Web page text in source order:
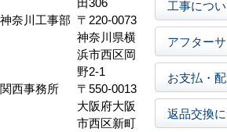
神奈川工事部 〒220-0073
神奈川県横
浜市西区岡
野2-1
関西事務所
〒550-0013
大阪府大阪
市西区新町
工事につ
アフター
お支払・
返品交換